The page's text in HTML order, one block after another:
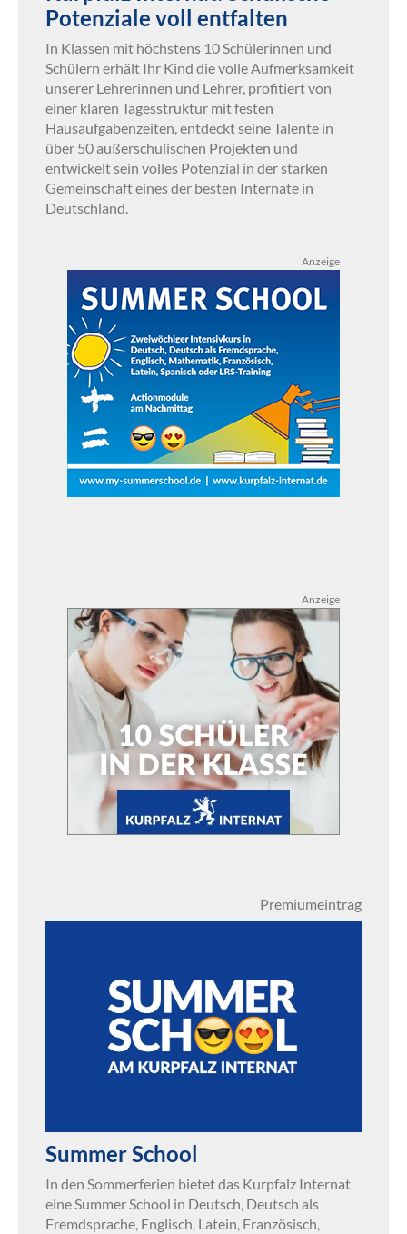
Potenziale voll entfalten
In Klassen mit höchstens 10 Schülerinnen und
Schülern erhält Ihr Kind die volle Aufmerksamkeit
unserer Lehrerinnen und Lehrer, profitiert von
einer klaren Tagesstruktur mit festen
Hausaufgabenzeiten, entdeckt seine Talente in
über 50 außerschulischen Projekten und
entwickelt sein volles Potenzial in der starken
Gemeinschaft eines der besten Internate in
Deutschland.
Anzeige
Anzeige
Premiumeintrag
Summer School
In den Sommerferien bietet das Kurpfalz Internat
eine Summer School in Deutsch, Deutsch als
Fremdsprache, Englisch, Latein, Französisch,